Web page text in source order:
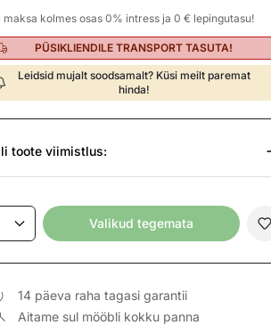
maksa kolmes osas 0% intress ja 0 € lepingutasu!
PÜSIKLIENDILE TRANSPORT TASUTA!
Leidsid mujalt soodsamalt? Küsi meilt paremat
hinda!
toote viimistlus:
Valikud tegemata
14 päeva raha tagasi garantii
Aitame sul mööbli kokku panna